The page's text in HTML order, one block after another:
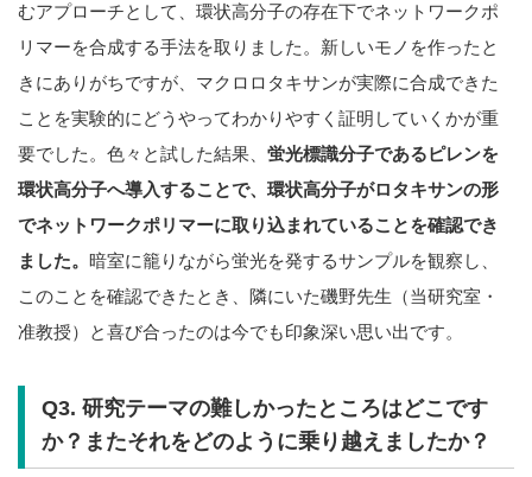
むアプローチとして、環状高分子の存在下でネットワークポ
リマーを合成する手法を取りました。新しいモノを作ったと
きにありがちですが、マクロロタキサンが実際に合成できた
ことを実験的にどうやってわかりやすく証明していくかが重
要でした。色々と試した結果、 蛍光標識分子であるピレンを
環状高分子へ導入することで、環状高分子がロタキサンの形
でネットワークポリマーに取り込まれていることを確認でき
ました。 暗室に籠りながら蛍光を発するサンプルを観察し、
このことを確認できたとき、隣にいた磯野先生（当研究室・
准教授）と喜び合ったのは今でも印象深い思い出です。
Q3. 研究テーマの難しかったところはどこです
か？またそれをどのように乗り越えましたか？